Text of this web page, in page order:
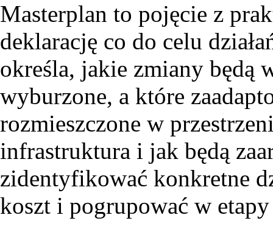
Masterplan to pojęcie z
deklarację co do celu
określa, jakie zmiany będą
wyburzone, a które
rozmieszczone w
infrastruktura i jak będą
zidentyfikować konkretne
koszt i pogrupować w